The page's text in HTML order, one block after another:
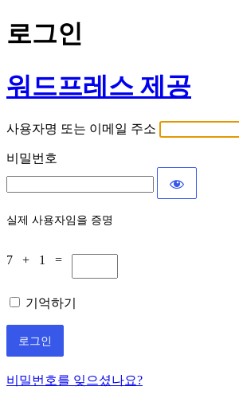
로그인
워드프레스 제공
사용자명 또는 이메일 주소
비밀번호
실제 사용자임을 증명
7 + 1 =
기억하기
비밀번호를 잊으셨나요?